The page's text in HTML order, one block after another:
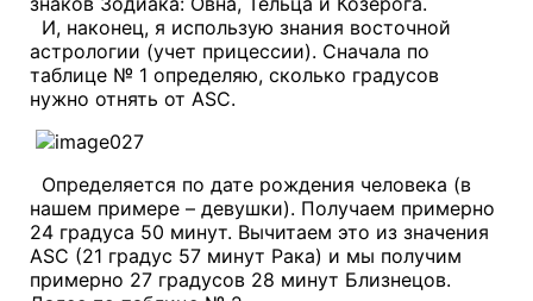
И, наконец, я использую знания восточной
астрологии (учет прицессии). Сначала по
таблице № 1 определяю, сколько градусов
нужно отнять от ASC.
Определяется по дате рождения человека (в
нашем примере – девушки). Получаем примерно
24 градуса 50 минут. Вычитаем это из значения
ASC (21 градус 57 минут Рака) и мы получим
примерно 27 градусов 28 минут Близнецов.